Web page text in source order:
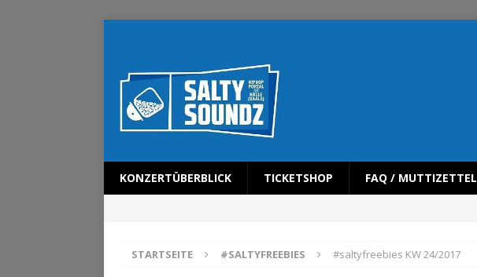
KONZERTÜBERBLICK TICKETSHOP FAQ / MUTTIZETTEL
STARTSEITE #SALTYFREEBIES #saltyfreebies KW 24/2017